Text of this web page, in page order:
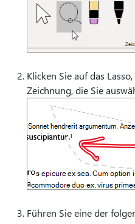
Klicken Sie auf das
Zeichnung, die Sie
Führen Sie eine der